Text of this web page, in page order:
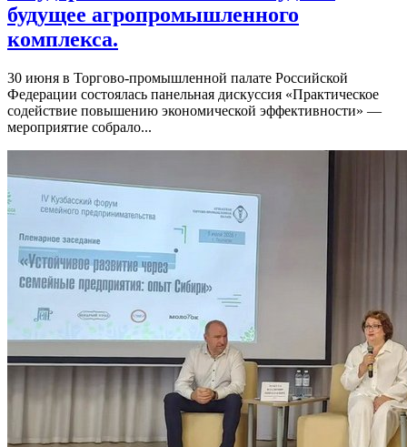
будущее агропромышленного
комплекса.
30 июня в Торгово-промышленной палате Российской
Федерации состоялась панельная дискуссия «Практическое
содействие повышению экономической эффективности» —
мероприятие собрало...